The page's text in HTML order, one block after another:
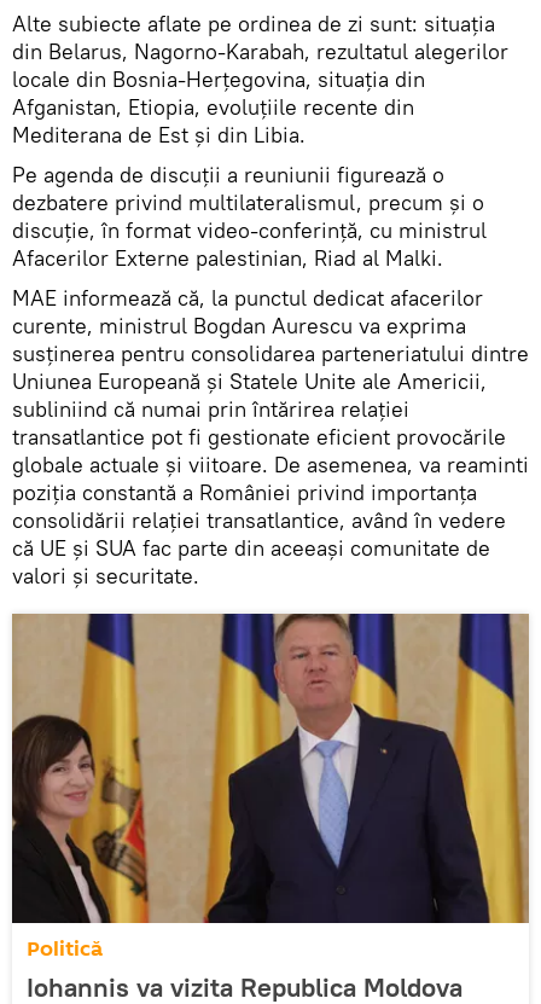
Alte subiecte aflate pe ordinea de zi sunt: situaţia
din Belarus, Nagorno-Karabah, rezultatul alegerilor
locale din Bosnia-Herţegovina, situaţia din
Afganistan, Etiopia, evoluţiile recente din
Mediterana de Est şi din Libia.
Pe agenda de discuţii a reuniunii figurează o
dezbatere privind multilateralismul, precum şi o
discuţie, în format video-conferinţă, cu ministrul
Afacerilor Externe palestinian, Riad al Malki.
MAE informează că, la punctul dedicat afacerilor
curente, ministrul Bogdan Aurescu va exprima
susţinerea pentru consolidarea parteneriatului dintre
Uniunea Europeană şi Statele Unite ale Americii,
subliniind că numai prin întărirea relaţiei
transatlantice pot fi gestionate eficient provocările
globale actuale şi viitoare. De asemenea, va reaminti
poziţia constantă a României privind importanţa
consolidării relaţiei transatlantice, având în vedere
că UE şi SUA fac parte din aceeaşi comunitate de
valori şi securitate.
Politică
Iohannis va vizita Republica Moldova